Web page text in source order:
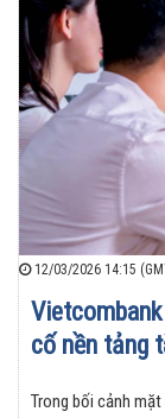
12/03/2026 14:15
cố nền tảng
Trong bối cảnh